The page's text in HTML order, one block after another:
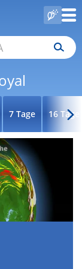
7 Tage 16 Tage